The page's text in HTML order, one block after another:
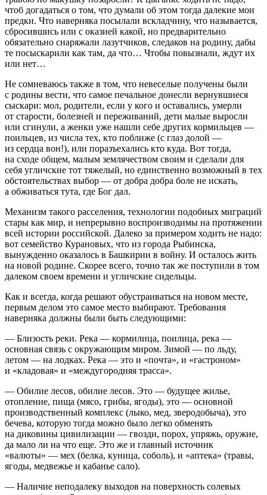
чтоб догадаться о том, что думали об этом тогда далекие мои
предки. Что наверняка посылали вскладчину, что называется,
сбросившись или с оказией какой, но предварительно
обязательно снаряжали лазутчиков, следаков на родину, дабы
те посыскарили как там, да что… Чтобы повызнали, ждут их
или нет…
Не сомневаюсь также в том, что невеселые получены были
с родины вести, что самое печальное донесли вернувшиеся
сыскари: мол, родители, если у кого и оставались, умерли
от старости, болезней и переживаний, дети малые выросли
или сгинули, а женки уже нашли себе других кормильцев —
поильцев, из числа тех, кто поближе (с глаз долой —
из сердца вон!), или поразъехались кто куда. Вот тогда,
на сходе общем, малым землячеством своим и сделали для
себя угличские тот тяжелый, но единственно возможный в тех
обстоятельствах выбор — от добра добра боле не искать,
а обживаться тута, где Бог дал.
Механизм такого расселения, технологии подобных миграций
стары как мир, и непрерывно воспроизводимы на протяжении
всей истории российской. Далеко за примером ходить не надо:
вот семейство Курановых, что из города Рыбинска,
вынужденно оказалось в Башкирии в войну. И осталось жить
на новой родине. Скорее всего, точно так же поступили в том
далеком своем времени и угличские сидельцы.
Как и всегда, когда решают обустраиваться на новом месте,
первым делом это самое место выбирают. Требования
наверняка должны были быть следующими:
— Близость реки. Река — кормилица, поилица, река —
основная связь с окружающим миром. Зимой — по льду,
летом — на лодках. Река — это и «почта», и «гастроном»
и «кладовая» и «междугородняя трасса».
— Обилие лесов, обилие лесов. Это — будущее жилье,
отопление, пища (мясо, грибы, ягоды), это — основной
производственный комплекс (лыко, мед, зверодобыча), это
бечева, которую тогда можно было легко обменять
на диковины цивилизации — гвозди, порох, упряжь, оружие,
да мало ли на что еще. Это же и главный источник
«валюты» — мех (белка, куница, соболь), и «аптека» (травы,
ягоды, медвежье и кабанье сало).
— Наличие неподалеку выходов на поверхность солевых